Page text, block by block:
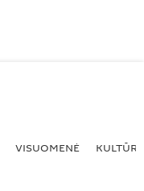
VISUOMENĖ KULTŪRA